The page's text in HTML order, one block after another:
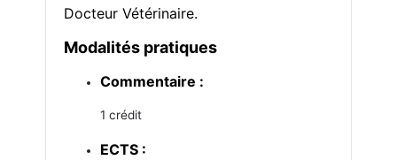
Docteur Vétérinaire.
Modalités pratiques
Commentaire :
1 crédit
ECTS :